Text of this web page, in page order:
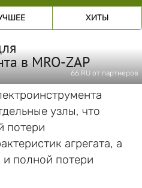
ХИТЫ
в MRO-ZAP
66.RU от партнеров
узлы, что
потери
агрегата, а
и полной потери